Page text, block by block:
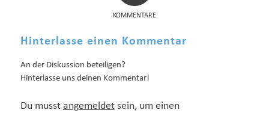
KOMMENTARE
Hinterlasse einen Kommentar
An der Diskussion beteiligen?
Hinterlasse uns deinen Kommentar!
Du musst angemeldetsein, um einen